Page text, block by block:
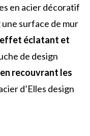
en acier décoratif
surface de mur
effet éclatant et
de design
recouvrant les
d’Elles design